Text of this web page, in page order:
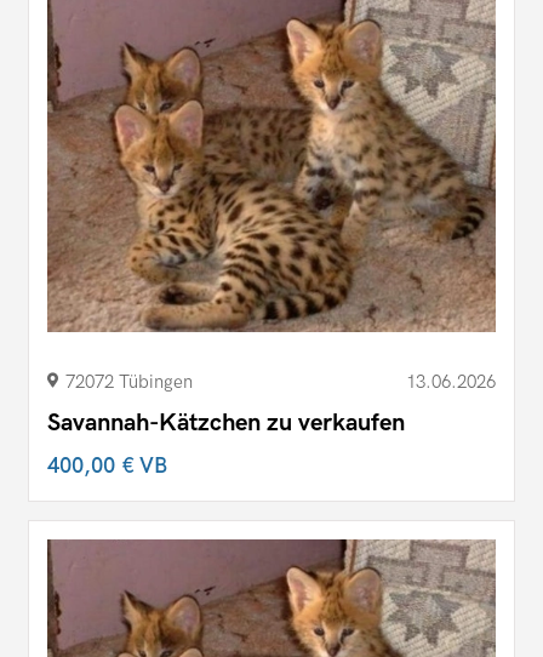
72072 Tübingen 13.06.2026
Savannah-Kätzchen zu verkaufen
400,00 €VB